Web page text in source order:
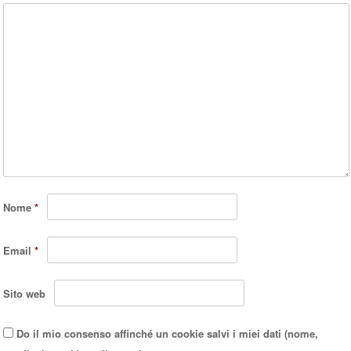
Nome*
Email*
Sito web
Do il mio consenso affinché un cookie salvi i miei dati (nome,